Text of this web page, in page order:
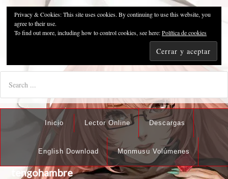
Pzykosis666HFansub
"I'm the best there is at what I do, but what I do best isn't very
Inicio Lector Online Descargas
English Download Monmusu Volúmenes
tengohambre
Privacy & Cookies: This site uses cookies. By continuing to use this website, you
agree to their use.
To find out more, including how to control cookies, see here:Política de cookies